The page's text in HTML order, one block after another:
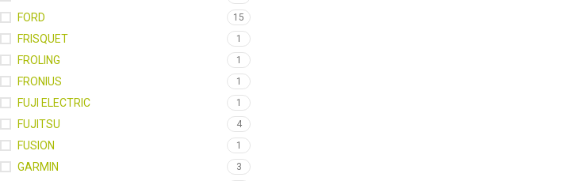
FORD 15
FRISQUET 1
FROLING 1
FRONIUS 1
FUJI ELECTRIC 1
FUJITSU 4
FUSION 1
GARMIN 3